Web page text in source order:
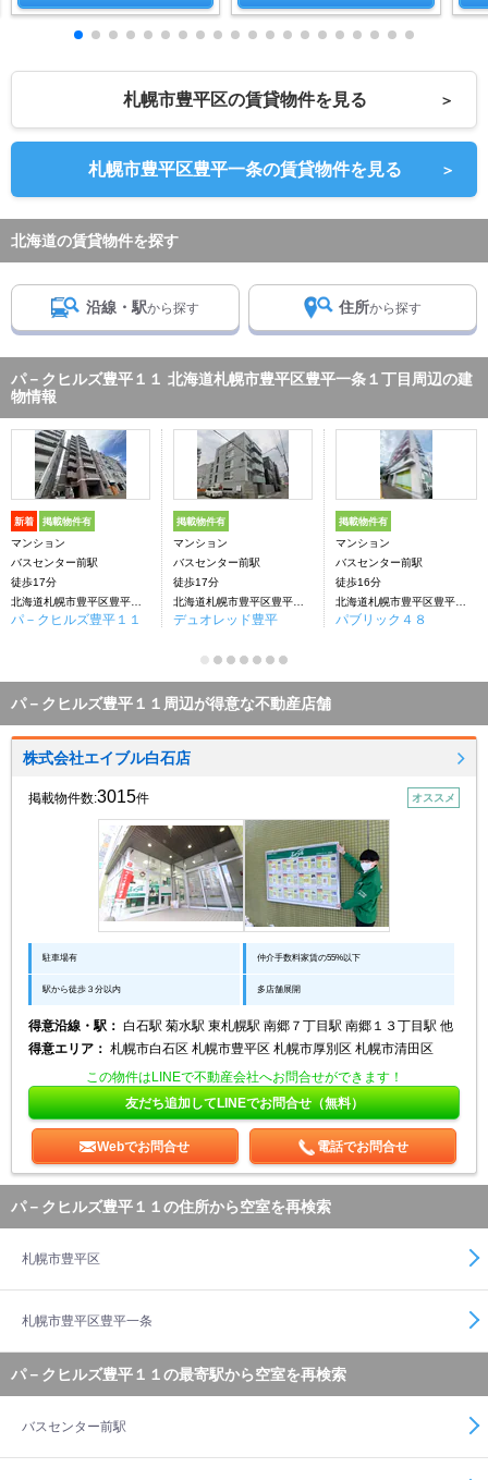
札幌市豊平区の賃貸物件を見る ＞
札幌市豊平区豊平一条の賃貸物件を見る ＞
北海道の賃貸物件を探す
沿線・駅から探す 住所から探す
パ－クヒルズ豊平１１ 北海道札幌市豊平区豊平一条１丁目周辺の建
物情報
新着 掲載物件有
マンション
バスセンター前駅
徒歩17分
パ－クヒルズ豊平１１
掲載物件有
マンション
バスセンター前駅
徒歩17分
デュオレッド豊平
掲載物件有
マンション
バスセンター前駅
徒歩16分
パブリック４８
パ－クヒルズ豊平１１周辺が得意な不動産店舗
株式会社エイブル白石店
掲載物件数:3015件 オススメ
駐車場有 仲介手数料家賃の55%以下
駅から徒歩３分以内 多店舗展開
得意沿線・駅： 白石駅 菊水駅 東札幌駅 南郷７丁目駅 南郷１３丁目駅 他
得意エリア： 札幌市白石区 札幌市豊平区 札幌市厚別区 札幌市清田区
この物件はLINEで不動産会社へお問合せができます！
友だち追加してLINEでお問合せ（無料）
Webでお問合せ 電話でお問合せ
パ－クヒルズ豊平１１の住所から空室を再検索
札幌市豊平区
札幌市豊平区豊平一条
パ－クヒルズ豊平１１の最寄駅から空室を再検索
バスセンター前駅